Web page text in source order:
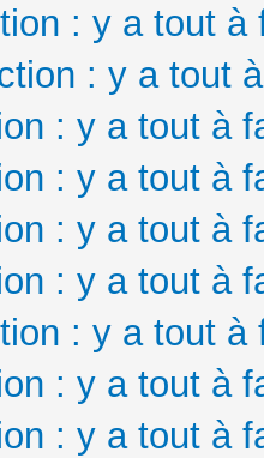
: y a tout à
: y a tout
: y a tout à
: y a tout à
: y a tout à
: y a tout à
: y a tout à
: y a tout à
: y a tout à